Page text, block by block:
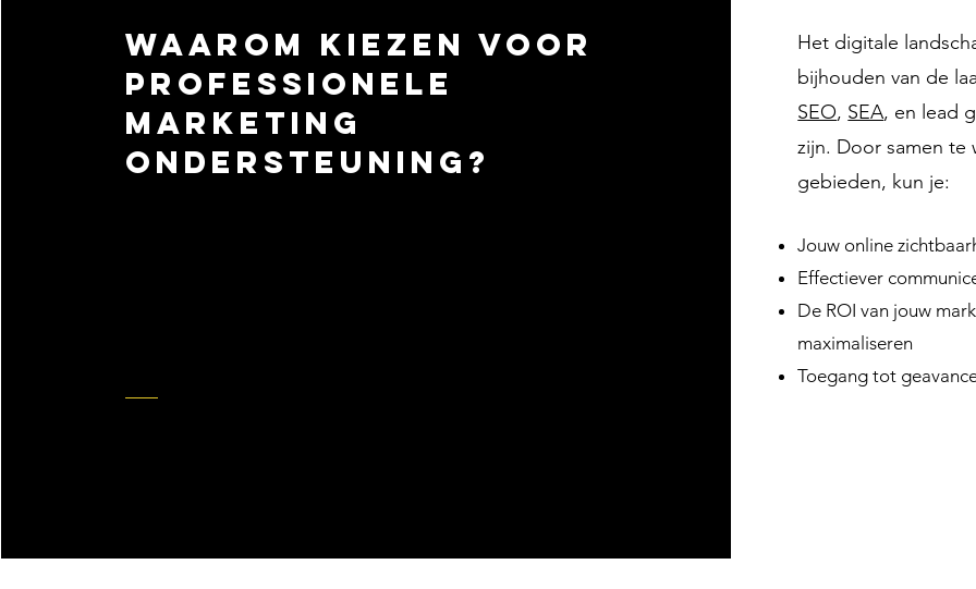
Waarom kiezen voor
professionele
marketing
ondersteuning?
Het digitale
bijhouden van de
SEO, SEA, en lead
zijn. Door samen te
gebieden, kun je:
Jouw online
Effectiever
De ROI van jouw
maximaliseren
Toegang tot